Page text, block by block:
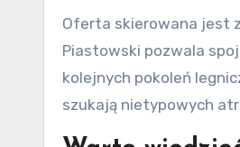
Oferta skierowana jest zarówno do mieszkańców naszego miasta i okolic, jak i przyjezdnych gości. Zamek
Piastowski pozwala
kolejnych pokoleń
szukają nietypowych